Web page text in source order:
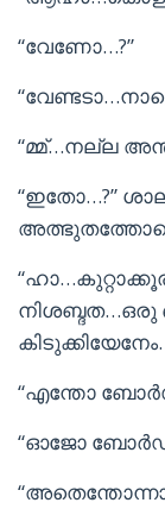
“വേണോ…?”
“മ്മ്…നല്ല
“ഇതോ…?”
“എന്തോ
“ഓജോ